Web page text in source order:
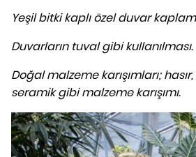
Yeşil bitki kaplı özel duvar
Duvarların tuval gibi kullanılması.
Doğal malzeme karışımları;
seramik gibi malzeme karışımı.